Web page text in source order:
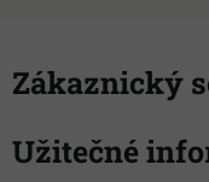
Zákaznický
Užitečné